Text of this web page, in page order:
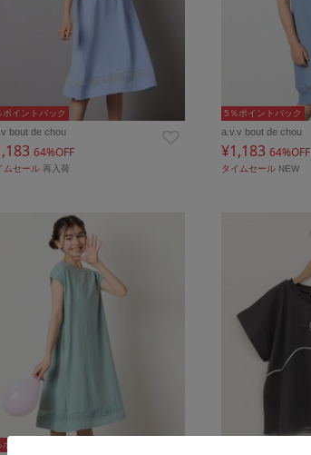
ポイントバック
bout de chou
64%OFF
ムセール 再入荷
5％ポイントバック
a.v.v bout de chou
¥1,183 64%OFF
タイムセール NEW
ポイントバック